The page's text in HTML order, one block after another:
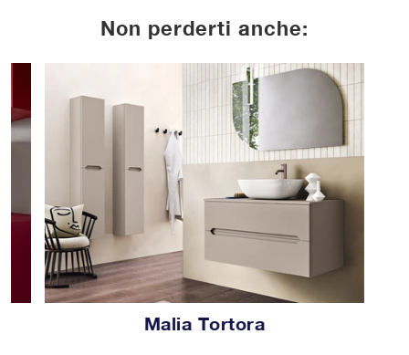
Non perderti anche:
Malia Tortora